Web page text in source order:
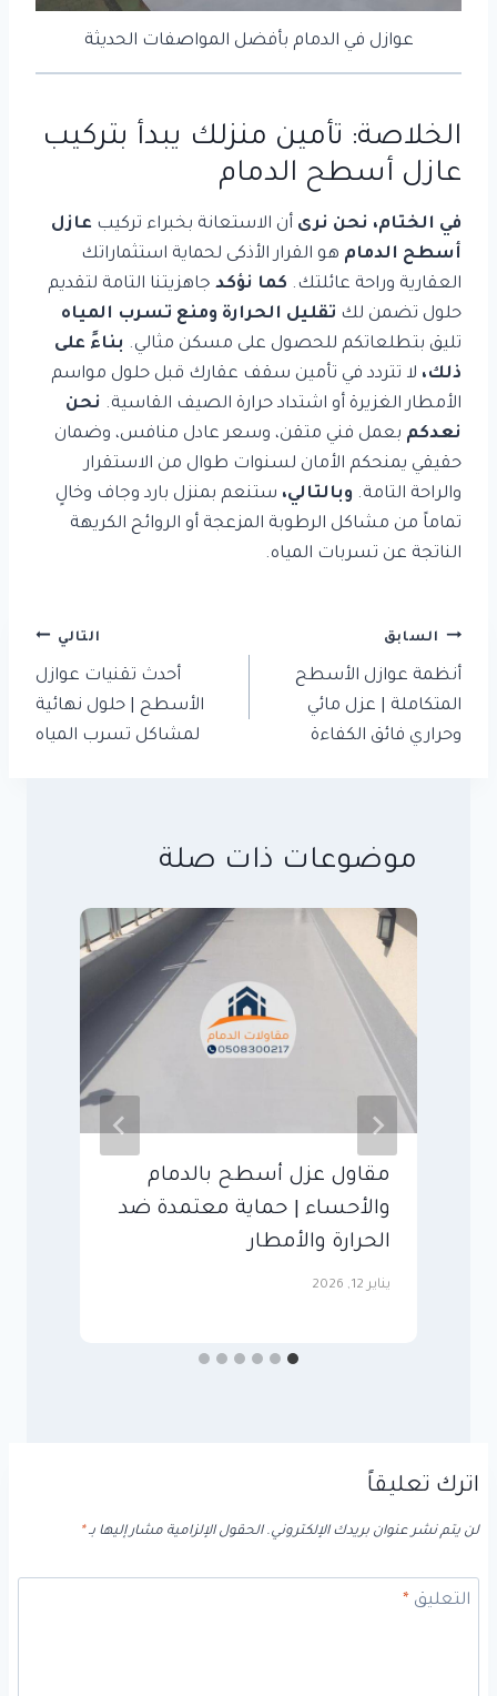
عوازل في الدمام بأفضل المواصفات الحديثة
الخلاصة: تأمين منزلك يبدأ بتركيب
عازل أسطح الدمام
في الختام، نحن نرى أن الاستعانة بخبراء تركيب عازل
أسطح الدمام هو القرار الأذكى لحماية استثماراتك
العقارية وراحة عائلتك. كما نؤكد جاهزيتنا التامة لتقديم
حلول تضمن لك تقليل الحرارة ومنع تسرب المياه
تليق بتطلعاتكم للحصول على مسكن مثالي. بناءً على
ذلك، لا تتردد في تأمين سقف عقارك قبل حلول مواسم
الأمطار الغزيرة أو اشتداد حرارة الصيف القاسية. نحن
نعدكم بعمل فني متقن، وسعر عادل منافس، وضمان
حقيقي يمنحكم الأمان لسنوات طوال من الاستقرار
والراحة التامة. وبالتالي، ستنعم بمنزل بارد وجاف وخالٍ
تماماً من مشاكل الرطوبة المزعجة أو الروائح الكريهة
الناتجة عن تسربات المياه.
تصفّح
المقالات
السابق
أنظمة عوازل الأسطح
المتكاملة | عزل مائي
وحراري فائق الكفاءة
التالي
أحدث تقنيات عوازل
الأسطح | حلول نهائية
لمشاكل تسرب المياه
موضوعات ذات صلة
مقاول عزل أسطح بالدمام
والأحساء | حماية معتمدة ضد
الحرارة والأمطار
يناير 12, 2026
اترك تعليقاً
لن يتم نشر عنوان بريدك الإلكتروني. الحقول الإلزامية مشار إليها بـ*
التعليق*